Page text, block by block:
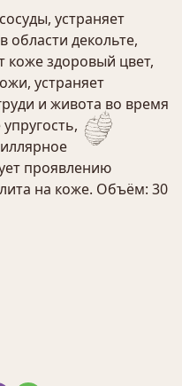
устраняет
области декольте,
коже здоровый цвет,
устраняет
и живота во время
проявлению
на коже. Объём: 30